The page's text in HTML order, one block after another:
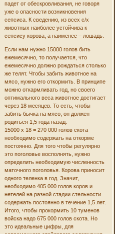
падет от обескровливания, не говоря
уже о опасности возникновения
сепсиса. К сведению, из всех с/х
животных наиболее устойчива к
сепсису корова, а наименее – лошадь.
Если нам нужно 15000 голов бить
ежемесячно, то получается, что
ежемесячно должно рождаться столько
же телят. Чтобы забить животное на
мясо, нужно его откормить. В принципе
можно откармливать год, но своего
оптимального веса животное достигает
через 18 месяцев. То есть, чтобы
забить бычка на мясо, он должен
родиться 1,5 года назад.
15000 х 18 = 270 000 голов скота
необходимо содержать на откорме
постоянно. Для того чтобы регулярно
это поголовье восполнять, нужно
определить необходимую численность
маточного поголовья. Корова приносит
одного теленка в год. Значит,
необходимо 405 000 голов коров и
нетелей на разной стадии стельности
содержать постоянно в течение 1,5 лет.
Итого, чтобы прокормить 10 туменов
войска надо 675 000 голов скота. Но
это идеальные цифры, для